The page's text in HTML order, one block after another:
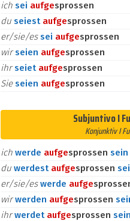
ich sei aufgesprossen
du seiest aufgesprossen
er/sie/essei aufgesprossen
wirseien aufgesprossen
ihrseiet aufgesprossen
Sieseien aufgesprossen
Subjuntivo I
Konjunktiv I
ich werde aufgesprossen sein
du werdest aufgesprossen
er/sie/eswerde aufge
wirwerden aufgesprossen
ihrwerdet aufgesprossen sein